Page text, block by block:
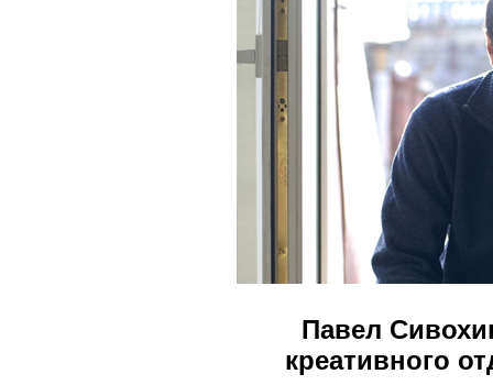
Павел
креативного